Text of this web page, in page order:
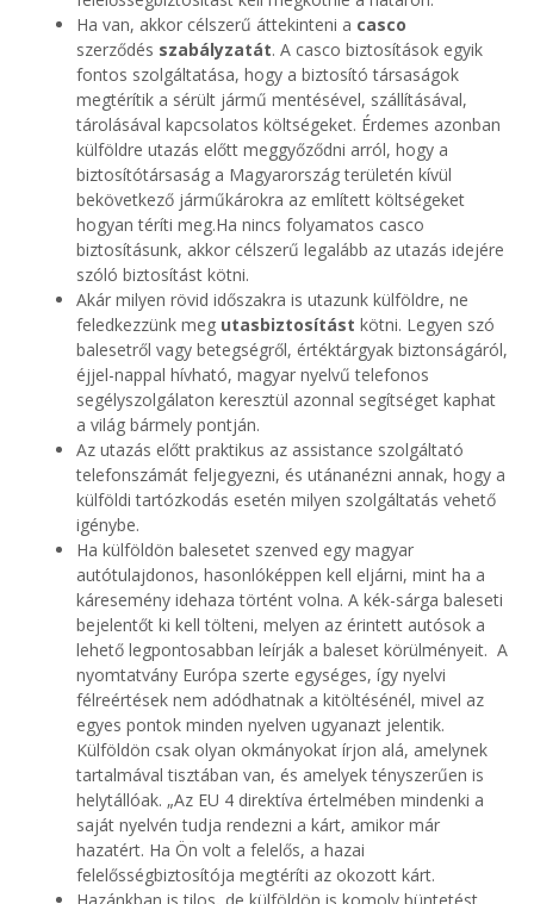
Ha van, akkor célszerű áttekinteni a casco
szerződés szabályzatát. A casco biztosítások egyik
fontos szolgáltatása, hogy a biztosító társaságok
megtérítik a sérült jármű mentésével, szállításával,
tárolásával kapcsolatos költségeket. Érdemes azonban
külföldre utazás előtt meggyőződni arról, hogy a
biztosítótársaság a Magyarország területén kívül
bekövetkező járműkárokra az említett költségeket
hogyan téríti meg.Ha nincs folyamatos casco
biztosításunk, akkor célszerű legalább az utazás idejére
szóló biztosítást kötni.
Akár milyen rövid időszakra is utazunk külföldre, ne
feledkezzünk meg utasbiztosítást kötni. Legyen szó
balesetről vagy betegségről, értéktárgyak biztonságáról,
éjjel-nappal hívható, magyar nyelvű telefonos
segélyszolgálaton keresztül azonnal segítséget kaphat
a világ bármely pontján.
Az utazás előtt praktikus az assistance szolgáltató
telefonszámát feljegyezni, és utánanézni annak, hogy a
külföldi tartózkodás esetén milyen szolgáltatás vehető
igénybe.
Ha külföldön balesetet szenved egy magyar
autótulajdonos, hasonlóképpen kell eljárni, mint ha a
káresemény idehaza történt volna. A kék-sárga baleseti
bejelentőt ki kell tölteni, melyen az érintett autósok a
lehető legpontosabban leírják a baleset körülményeit. A
nyomtatvány Európa szerte egységes, így nyelvi
félreértések nem adódhatnak a kitöltésénél, mivel az
egyes pontok minden nyelven ugyanazt jelentik.
Külföldön csak olyan okmányokat írjon alá, amelynek
tartalmával tisztában van, és amelyek tényszerűen is
helytállóak. „Az EU 4 direktíva értelmében mindenki a
saját nyelvén tudja rendezni a kárt, amikor már
hazatért. Ha Ön volt a felelős, a hazai
felelősségbiztosítója megtéríti az okozott kárt.